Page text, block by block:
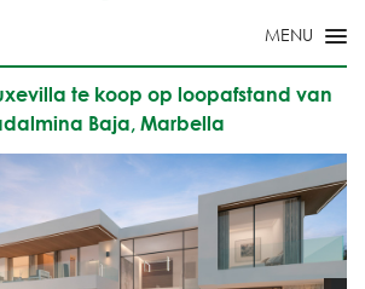
te koop op loopafstand van
Baja, Marbella